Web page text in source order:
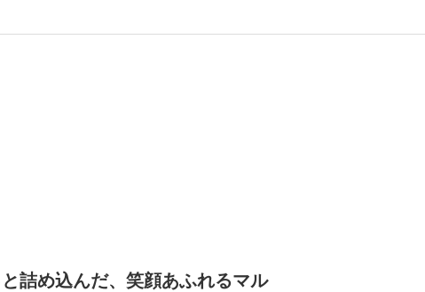
詰め込んだ、笑顔あふれるマル